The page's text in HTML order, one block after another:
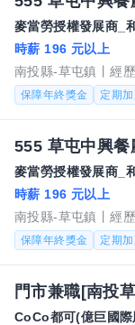
麥當勞授權發展商_
時薪 196 元以上
南投縣-草屯鎮
經
保障年終獎金 定期
555 草屯中興
麥當勞授權發展商_
時薪 196 元以上
南投縣-草屯鎮
經
保障年終獎金 定期
門市兼職[南投
CoCo都可(億巨國